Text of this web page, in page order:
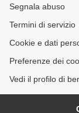
Segnala abuso
Termini di servizio
Cookie e dati
Preferenze dei
Vedi il profilo di